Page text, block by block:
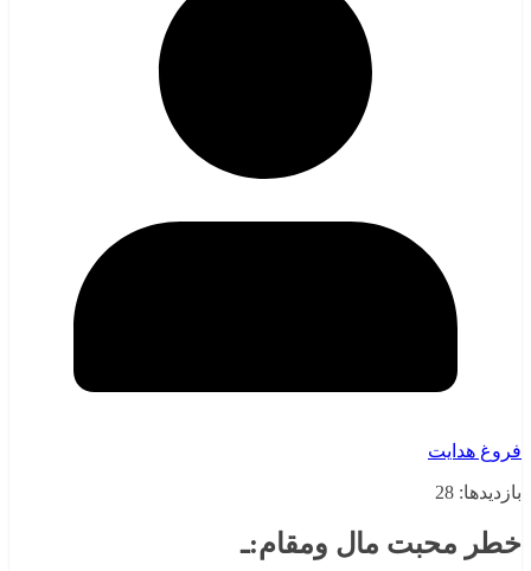
فروغ هدایت
بازدیدها: 28
خطر محبت مال ومقام:ـ